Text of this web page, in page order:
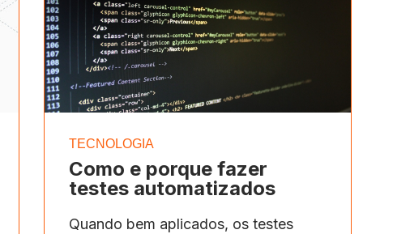
TECNOLOGIA
Como e porque fazer
testes automatizados
Quando bem aplicados, os testes